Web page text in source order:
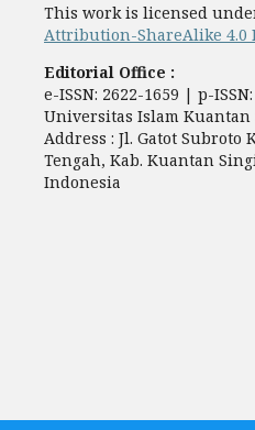
This work is licensed
Attribution-ShareAlike 4.0
Editorial Office :
e-ISSN: 2622-1659 | p-
Universitas Islam Kuantan
Address : Jl. Gatot Subroto
Tengah, Kab. Kuantan
Indonesia